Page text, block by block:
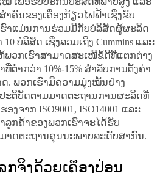
ຄັນຂອງເຄື່ອງກ້ຽວໄຟຟ້າເຊິ່ງຂັບ
ຮົາແມ່ນການຮ່ວມມືກັບບໍລິສັດຜູ້ຜະລິດ
ບໍລິສັດ ເຊິ່ງລວມເຖິງ Cummins ແລະ
ພວກເຮົາສາມາດສະເໜີຂໍ້ດີທີ່ແຕກຕ່າງ
ຕ່ຳກວ່າ 10%-15% ສຳລັບການຕັ້ງຄ່າ
. ພວກເຮົາມີຄວາມມຸ່ງໝັ້ນຢ່າງ
ະຕິບັດຕາມມາດຕະຖານການຜະລິດທີ່
ງຈາກ ISO9001, ISO14001 ແລະ
ລູກຄ້າຂອງພວກເຮົາຈະໄດ້ຮັບ
າດຕະຖານຄຸນນະພາບລະດັບສາກົນ.
ກຈິງດ້ວຍເຄື່ອງປ່ອນ